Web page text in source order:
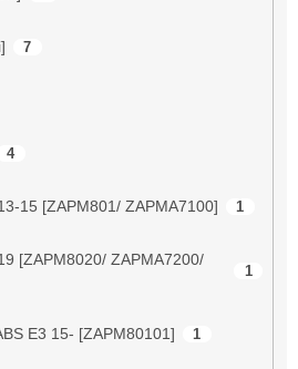
7
4
15 [ZAPM801/ ZAPMA7100] 1
[ZAPM8020/ ZAPMA7200/
1
E3 15- [ZAPM80101] 1